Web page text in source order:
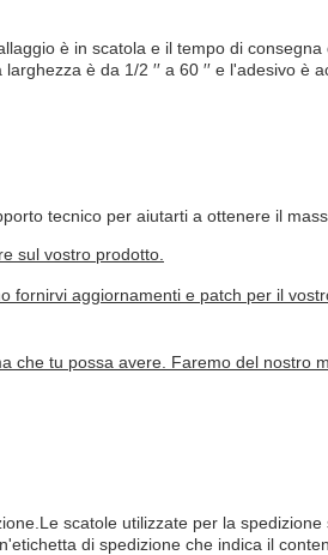
è in scatola e il tempo di
è da 1/2 ′′ a 60 ′′ e l'adesivo è
tecnico per aiutarti a ottenere il
sul vostro prodotto.
fornirvi aggiornamenti e patch per il
che tu possa avere. Faremo del nostro
scatole utilizzate per la
di spedizione che indica il